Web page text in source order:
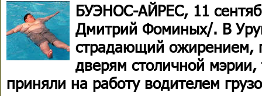
БУЭНОС-АЙРЕС, 11
Дмитрий Фоминых/. В
страдающий ожирением,
дверям столичной мэрии,
приняли на работу водителем